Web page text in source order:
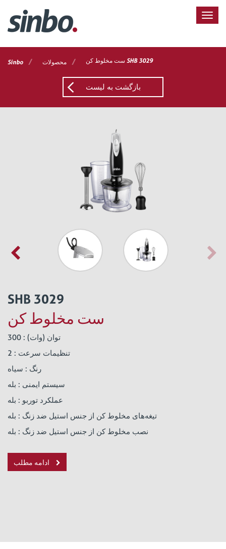
Sinbo / محصولات / ست مخلوط کن SHB 3029
بازگشت به لیست
SHB 3029
ست مخلوط کن
توان (وات) : 300
تنظیمات سرعت : 2
رنگ : سیاه
سیستم ایمنی : بله
عملکرد توربو : بله
تیغه‌های مخلوط کن از جنس استیل ضد زنگ : بله
نصب مخلوط کن از جنس استیل ضد زنگ : بله